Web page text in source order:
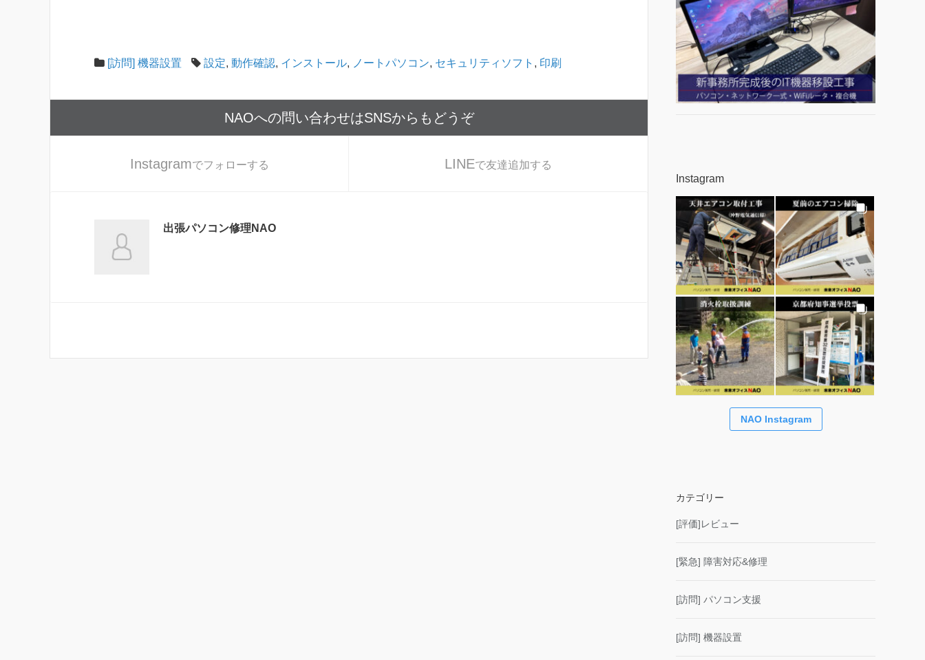
[訪問] 機器設置 設定, 動作確認, インストール, ノートパソコン, セキュリティソフト , 印刷
NAOへの問い合わせはSNSからもどうぞ
Instagramでフォローする LINEで友達追加する
出張パソコン修理NAO
Instagram
NAO Instagram
カテゴリー
[評価]レビュー
[緊急] 障害対応&修理
[訪問] パソコン支援
[訪問] 機器設置